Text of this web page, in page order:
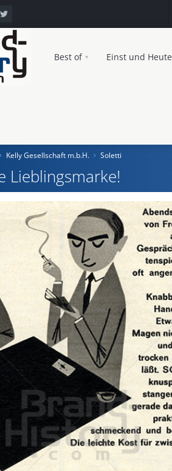
Best of Einst und Heute
Kelly Gesellschaft m.b.H. Soletti
Lieblingsmarke!